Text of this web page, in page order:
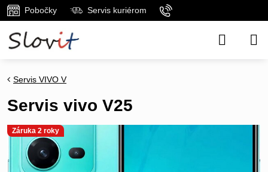
Pobočky Servis kuriérom
Záruka 2 roky
Servis VIVO V
Servis vivo V25